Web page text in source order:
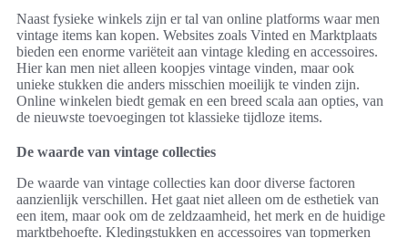
Naast fysieke winkels zijn er tal van online platforms waar men
vintage items kan kopen. Websites zoals Vinted en Marktplaats
bieden een enorme variëteit aan vintage kleding en accessoires.
Hier kan men niet alleen koopjes vintage vinden, maar ook
unieke stukken die anders misschien moeilijk te vinden zijn.
Online winkelen biedt gemak en een breed scala aan opties, van
de nieuwste toevoegingen tot klassieke tijdloze items.
De waarde van vintage collecties
De waarde van vintage collecties kan door diverse factoren
aanzienlijk verschillen. Het gaat niet alleen om de esthetiek van
een item, maar ook om de zeldzaamheid, het merk en de huidige
marktbehoefte. Kledingstukken en accessoires van topmerken